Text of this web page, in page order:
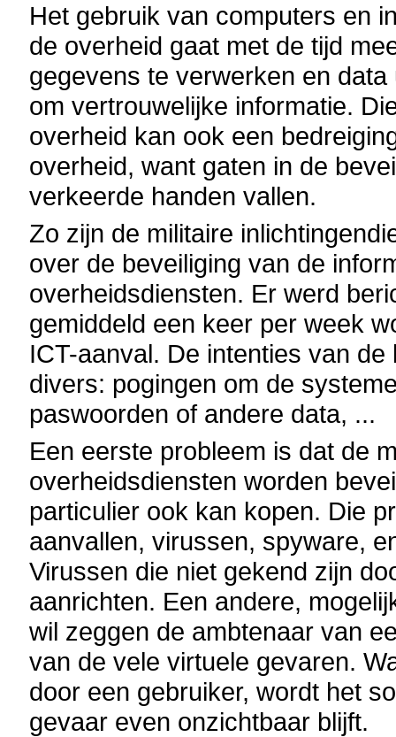
Het gebruik van computers en
de overheid gaat met de tijd
gegevens te verwerken en
om vertrouwelijke informatie.
overheid kan ook een
overheid, want gaten in de
verkeerde handen vallen.
Zo zijn de militaire
over de beveiliging van de
overheidsdiensten. Er werd
gemiddeld een keer per week
ICT-aanval. De intenties van
divers: pogingen om de
paswoorden of andere data, ...
Een eerste probleem is dat de
overheidsdiensten worden
particulier ook kan kopen. Die
aanvallen, virussen, spyware,
Virussen die niet gekend zijn
aanrichten. Een andere,
wil zeggen de ambtenaar van
van de vele virtuele gevaren.
door een gebruiker, wordt het
gevaar even onzichtbaar blijft.